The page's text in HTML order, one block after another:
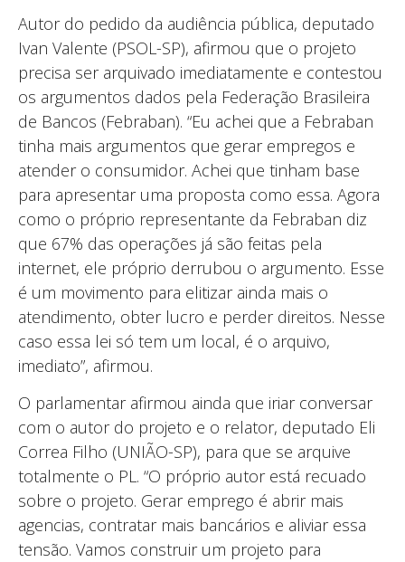
Autor do pedido da audiência pública, deputado
Ivan Valente (PSOL-SP), afirmou que o projeto
precisa ser arquivado imediatamente e contestou
os argumentos dados pela Federação Brasileira
de Bancos (Febraban). “Eu achei que a Febraban
tinha mais argumentos que gerar empregos e
atender o consumidor. Achei que tinham base
para apresentar uma proposta como essa. Agora
como o próprio representante da Febraban diz
que 67% das operações já são feitas pela
internet, ele próprio derrubou o argumento. Esse
é um movimento para elitizar ainda mais o
atendimento, obter lucro e perder direitos. Nesse
caso essa lei só tem um local, é o arquivo,
imediato”, afirmou.
O parlamentar afirmou ainda que iriar conversar
com o autor do projeto e o relator, deputado Eli
Correa Filho (UNIÃO-SP), para que se arquive
totalmente o PL. “O próprio autor está recuado
sobre o projeto. Gerar emprego é abrir mais
agencias, contratar mais bancários e aliviar essa
tensão. Vamos construir um projeto para